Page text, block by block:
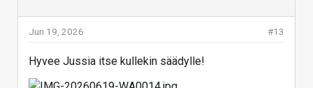
#13
Jun 19, 2026
Hyvee Jussia itse kullekin säädylle!